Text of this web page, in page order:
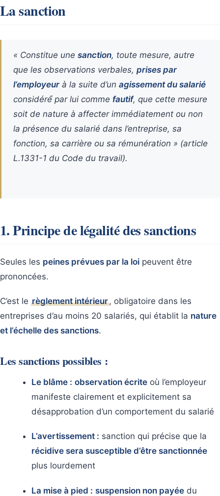
La sanction
« Constitue une sanction, toute mesure, autre
que les observations verbales, prises par
l’employeur à la suite d’un agissement du salarié
considéré́ par lui comme fautif, que cette mesure
soit de nature à affecter immédiatement ou non
la présence du salarié dans l’entreprise, sa
fonction, sa carrière ou sa rémunération » (article
L.1331-1 du Code du travail).
1. Principe de légalité des sanctions
Seules les peines prévues par la loi peuvent être
prononcées.
C’est le règlement intérieur , obligatoire dans les
entreprises d’au moins 20 salariés, qui établit la nature
et l’échelle des sanctions.
Les sanctions possibles :
Le blâme : observation écrite où l’employeur
manifeste clairement et explicitement sa
désapprobation d’un comportement du salarié
L’avertissement : sanction qui précise que la
récidive sera susceptible d’être sanctionnée
plus lourdement
La mise à pied : suspension non payée du